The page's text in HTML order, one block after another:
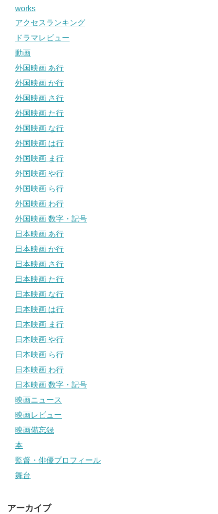
works
アクセスランキング
ドラマレビュー
動画
外国映画 あ行
外国映画 か行
外国映画 さ行
外国映画 た行
外国映画 な行
外国映画 は行
外国映画 ま行
外国映画 や行
外国映画 ら行
外国映画 わ行
外国映画 数字・記号
日本映画 あ行
日本映画 か行
日本映画 さ行
日本映画 た行
日本映画 な行
日本映画 は行
日本映画 ま行
日本映画 や行
日本映画 ら行
日本映画 わ行
日本映画 数字・記号
映画ニュース
映画レビュー
映画備忘録
本
監督・俳優プロフィール
舞台
アーカイブ